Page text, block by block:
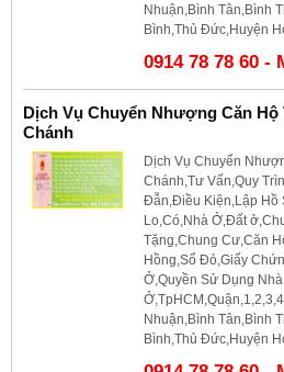
Nhuận,Bình Tân,Bình
Bình,Thủ Đức,Huyện
0914 78 78 60 -
Dịch Vụ Chuyển Nhượng Căn Hộ
Chánh
Dịch Vụ Chuyển
Chánh,Tư Vấn,Quy
Đẫn,Điều Kiện,Lập Hồ
Lo,Có,Nhà Ở,Đất
Tặng,Chung Cư,Căn
Hồng,Sổ Đỏ,Giấy
Ở,Quyền Sử Dụng Nhà
Nhuận,Bình Tân,Bình
Bình,Thủ Đức,Huyện